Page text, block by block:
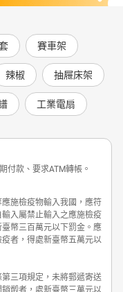
賽車架
辣椒 抽屜床架
工業電扇
付款、要求ATM轉帳。
施檢疫物輸入我國，應符
入屬禁止輸入之應施檢疫
幣三百萬元以下罰金。應
者，得處新臺幣五萬元以
三項規定，未將郵遞寄送
燬者，處新臺幣三萬元以